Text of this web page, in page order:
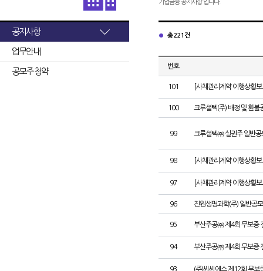
공지사항
업무안내
공모주 청약
기업금융 공지사항 입니다.
총 221건
번호
101 [사채관리계약 이행상황
100 크루셜텍(주) 배정 및 환불
99 크루셜텍㈜ 실권주 일반공
98 [사채관리계약 이행상황
97 [사채관리계약 이행상황
96 진원생명과학(주) 일반공
95 부산주공㈜ 제4회 무보증
94 부산주공㈜ 제4회 무보증
93 (주)씨씨에스 제12회 무보